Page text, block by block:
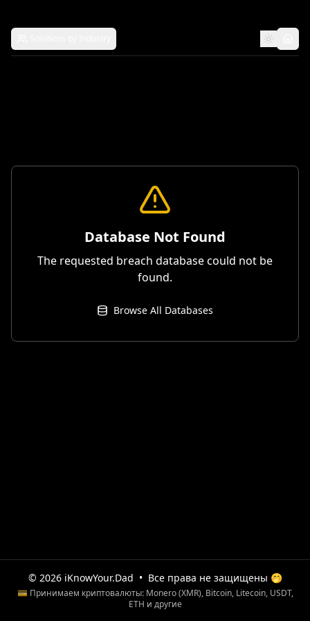
Database Not Found
The requested breach database could not be
found.
Browse All Databases
© 2026 iKnowYour.Dad • Все права не защищены 🤭
💳 Принимаем криптовалюты: Monero (XMR), Bitcoin, Litecoin, USDT,
ETH и другие